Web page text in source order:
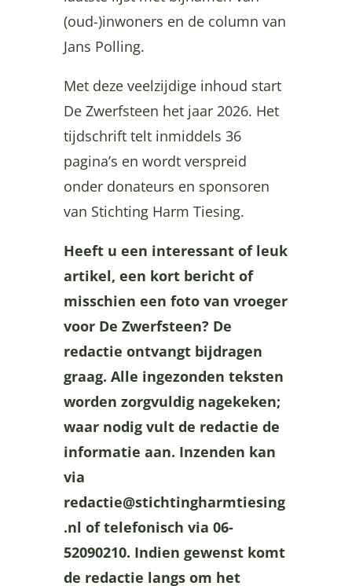
(oud-)inwoners en de column van
Jans Polling.
Met deze veelzijdige inhoud start
De Zwerfsteen het jaar 2026. Het
tijdschrift telt inmiddels 36
pagina’s en wordt verspreid
onder donateurs en sponsoren
van Stichting Harm Tiesing.
Heeft u een interessant of leuk
artikel, een kort bericht of
misschien een foto van vroeger
voor De Zwerfsteen? De
redactie ontvangt bijdragen
graag. Alle ingezonden teksten
worden zorgvuldig nagekeken;
waar nodig vult de redactie de
informatie aan. Inzenden kan
via
redactie@stichtingharmtiesing
.nl of telefonisch via 06-
52090210. Indien gewenst komt
de redactie langs om het